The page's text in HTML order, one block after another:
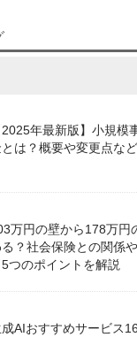
2025年最新版】小規模
は？概要や変更点な
万円の壁から178万円
る？社会保険との関係
5つのポイントを解説
AIおすすめサービス